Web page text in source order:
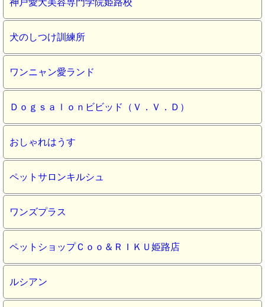
犬のしつけ訓練所
ワンニャン愛ランド
Ｄｏｇｓａｌｏｎビビッド（Ｖ．Ｖ．Ｄ）
おしゃれはうす
ペットサロンキルシュ
ワンズプラス
ペットショップＣｏｏ＆ＲＩＫＵ姫路店
ルシアン